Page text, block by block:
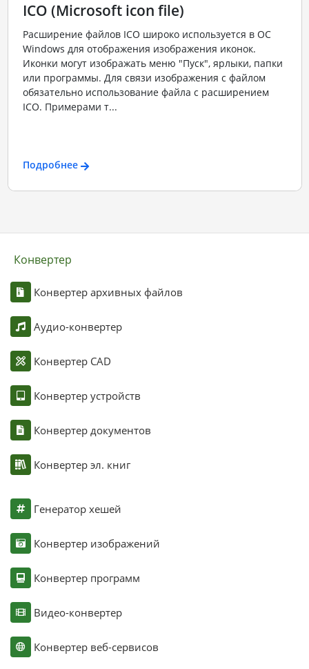
ICO (Microsoft icon file)
Расширение файлов ICO широко используется в ОС
Windows для отображения изображения иконок.
Иконки могут изображать меню "Пуск", ярлыки, папки
или программы. Для связи изображения с файлом
обязательно использование файла с расширением
ICO. Примерами т...
Подробнее
Конвертер
Конвертер архивных файлов
Аудио-конвертер
Конвертер CAD
Конвертер устройств
Конвертер документов
Конвертер эл. книг
Генератор хешей
Конвертер изображений
Конвертер программ
Видео-конвертер
Конвертер веб-сервисов